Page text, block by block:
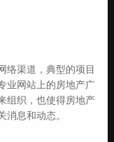
络渠道，典型的项目
业网站上的房地产广
组织，也使得房地产
消息和动态。